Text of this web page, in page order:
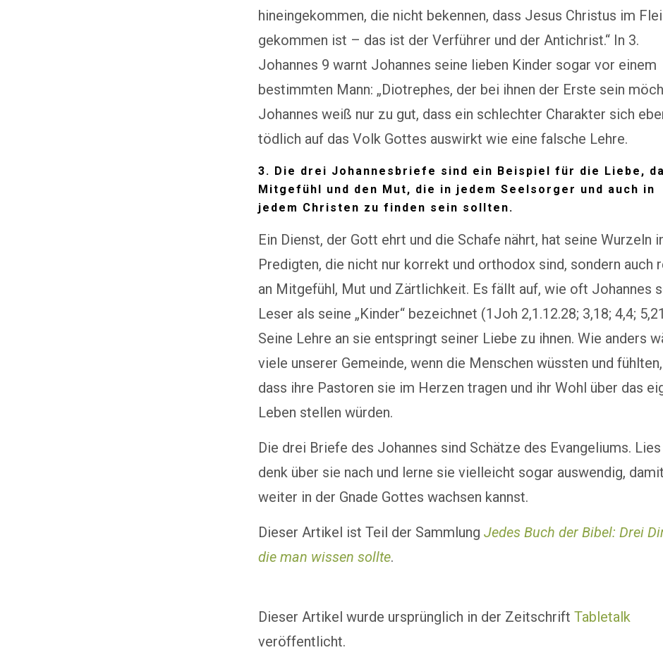
hineingekommen, die nicht bekennen, dass Jesus Christus im
gekommen ist – das ist der Verführer und der Antichrist.“ In 3.
Johannes 9 warnt Johannes seine lieben Kinder sogar vor einem
bestimmten Mann: „Diotrephes, der bei ihnen der Erste sein
Johannes weiß nur zu gut, dass ein schlechter Charakter sich
tödlich auf das Volk Gottes auswirkt wie eine falsche Lehre.
3. Die drei Johannesbriefe sind ein Beispiel für die Liebe,
Mitgefühl und den Mut, die in jedem Seelsorger und auch in
jedem Christen zu finden sein sollten.
Ein Dienst, der Gott ehrt und die Schafe nährt, hat seine Wurzeln
Predigten, die nicht nur korrekt und orthodox sind, sondern auch
an Mitgefühl, Mut und Zärtlichkeit. Es fällt auf, wie oft Johannes
Leser als seine „Kinder“ bezeichnet (1Joh 2,1.12.28; 3,18; 4,4;
Seine Lehre an sie entspringt seiner Liebe zu ihnen. Wie anders
viele unserer Gemeinde, wenn die Menschen wüssten und fühlten,
dass ihre Pastoren sie im Herzen tragen und ihr Wohl über das
Leben stellen würden.
Die drei Briefe des Johannes sind Schätze des Evangeliums. Lies
denk über sie nach und lerne sie vielleicht sogar auswendig,
weiter in der Gnade Gottes wachsen kannst.
Dieser Artikel ist Teil der Sammlung Jedes Buch der Bibel: Drei
die man wissen sollte.
Dieser Artikel wurde ursprünglich in der Zeitschrift Tabletalk
veröffentlicht.